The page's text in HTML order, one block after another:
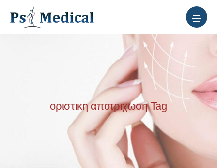
οριστικη αποτριχωση Tag